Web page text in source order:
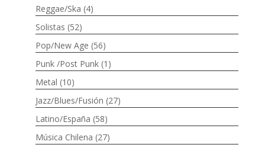
Reggae/Ska (4)
Solistas (52)
Pop/New Age (56)
Punk /Post Punk (1)
Metal (10)
Jazz/Blues/Fusión (27)
Latino/España (58)
Música Chilena (27)